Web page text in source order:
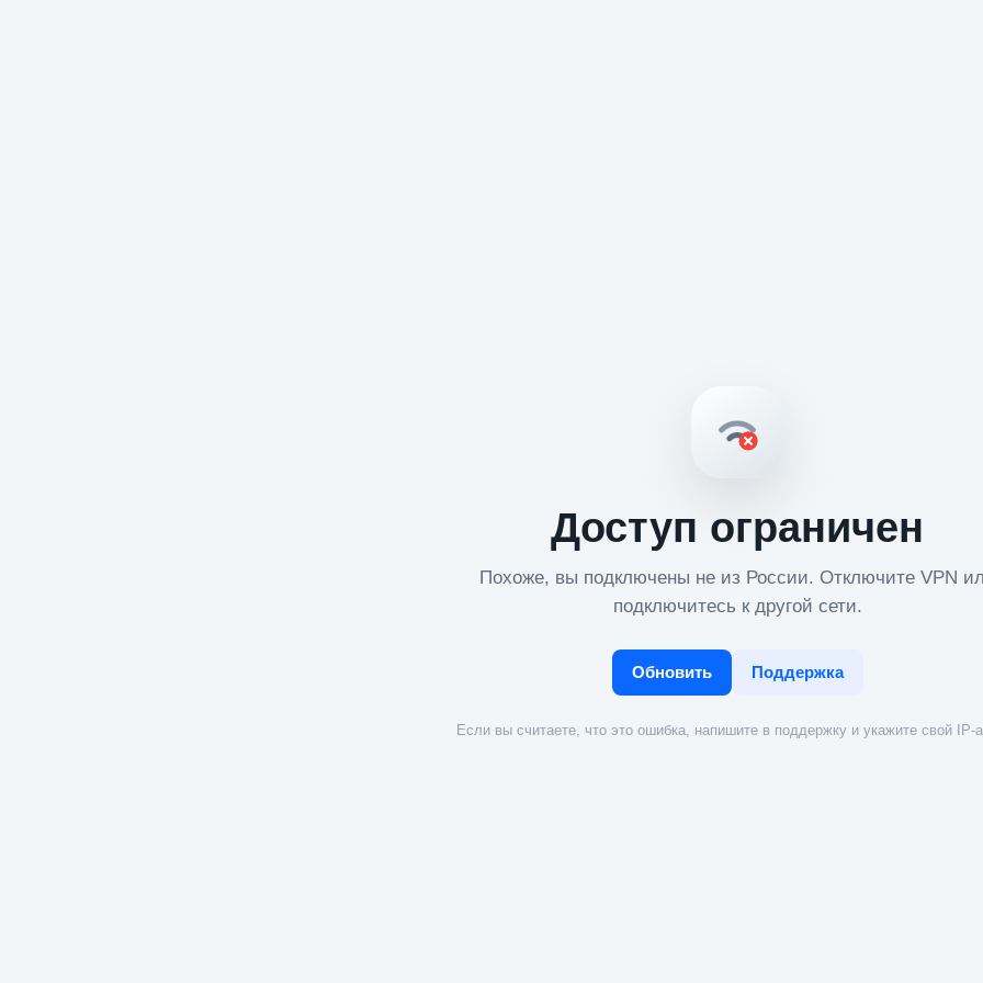
Доступ ограничен
Похоже, вы подключены не из России. Отключите VPN
подключитесь к другой сети.
Обновить Поддержка
Если вы считаете, что это ошибка, напишите в поддержку и укажите свой IP-